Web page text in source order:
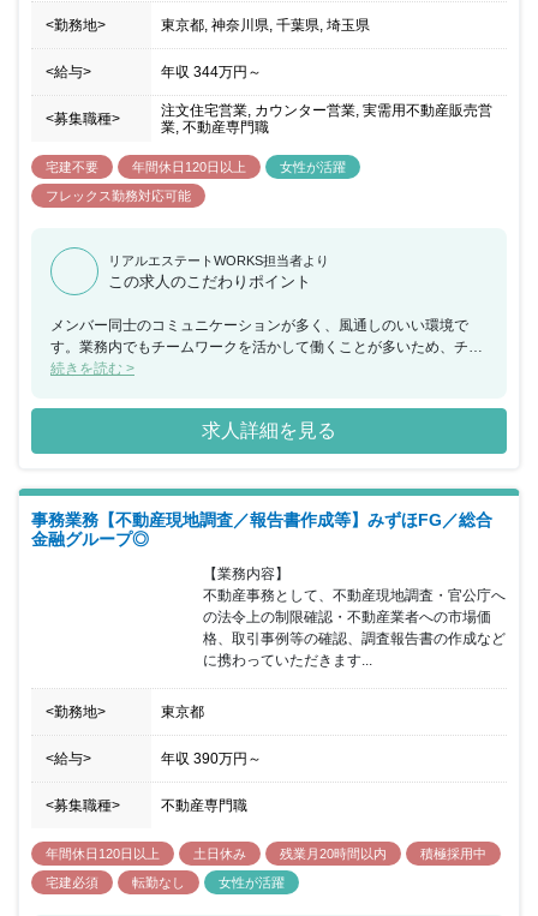
<勤務地> 東京都, 神奈川県, 千葉県, 埼玉県
<給与> 年収 344万円 ～
<募集職種>
注文住宅営業, カウンター営業, 実需用不動産販売営
業, 不動産専門職
宅建不要 年間休日120日以上
女性が活躍
フレックス勤務対応可能
リアルエステートWORKS担当者より
この求人のこだわりポイント
メンバー同士のコミュニケーションが多く、風通しのいい環境で
す。業務内でもチームワークを活かして働くことが多いため、チー
ムで何かを成し遂げたいと考えている方におススメの求人です。ま
制度など女性のライフイベントにも沿った制度が整っております。
続きを読む >
求人詳細を見る
事務業務【不動産現地調査／報告書作成等】みずほFG／総合
金融グループ◎
【業務内容】
不動産事務として、不動産現地調査・官公庁へ
の法令上の制限確認・不動産業者への市場価
格、取引事例等の確認、調査報告書の作成など
に携わっていただきます...
<勤務地> 東京都
<給与> 年収 390万円 ～
<募集職種> 不動産専門職
年間休日120日以上 土日休み 残業月20時間以内
積極採用中
宅建必須
転勤なし 女性が活躍